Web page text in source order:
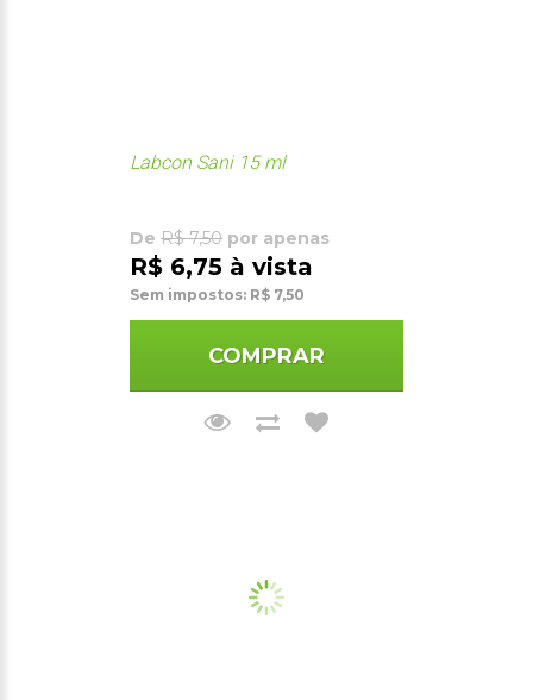
Labcon Sani 15 ml
De R$ 7,50 por apenas
R$ 6,75 à vista
Sem impostos: R$ 7,50
COMPRAR